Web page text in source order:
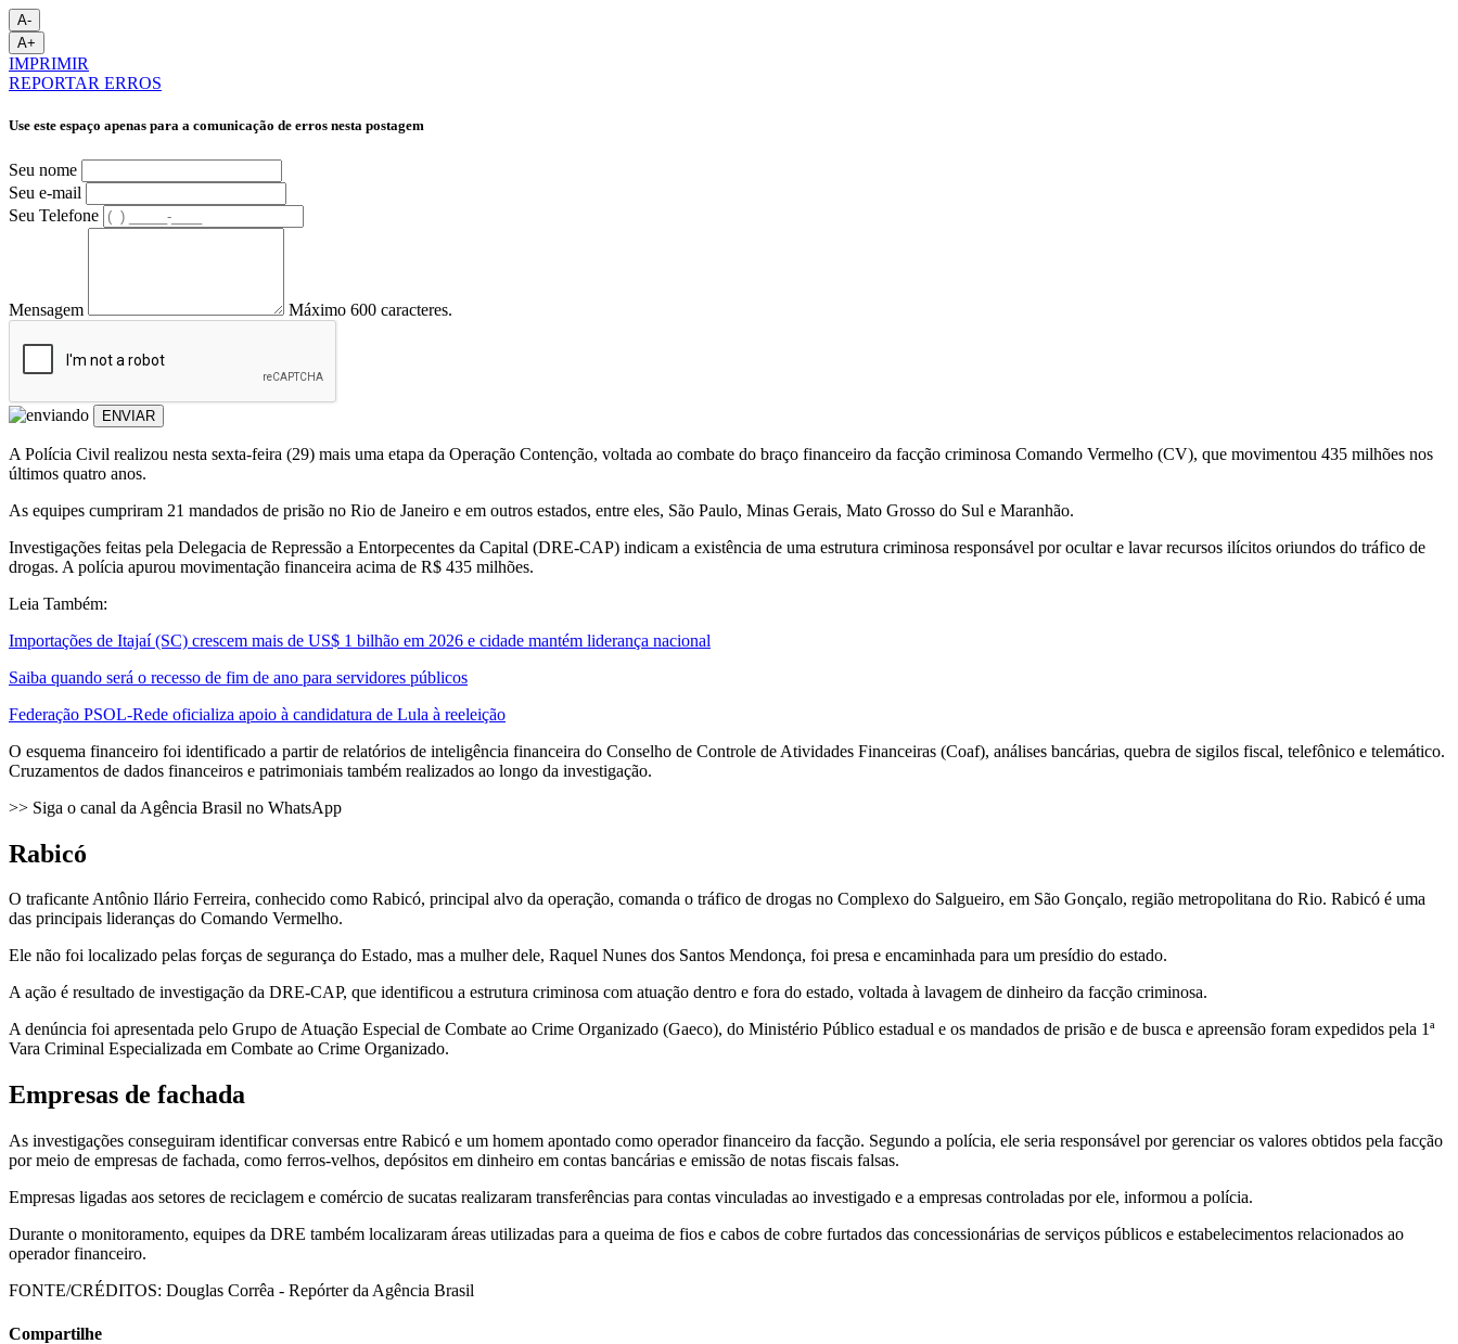
A-
A+
IMPRIMIR
REPORTAR ERROS
Use este espaço apenas para a comunicação de erros nesta postagem
Seu nome
Seu e-mail
Seu Telefone
Mensagem Máximo 600 caracteres.
ENVIAR
A Polícia Civil realizou nesta sexta-feira (29) mais uma etapa da Operação Contenção, voltada ao combate do braço financeiro da facção criminosa Comando Vermelho (CV), que movimentou 435 milhões nos
últimos quatro anos.
As equipes cumpriram 21 mandados de prisão no Rio de Janeiro e em outros estados, entre eles, São Paulo, Minas Gerais, Mato Grosso do Sul e Maranhão.
Investigações feitas pela Delegacia de Repressão a Entorpecentes da Capital (DRE-CAP) indicam a existência de uma estrutura criminosa responsável por ocultar e lavar recursos ilícitos oriundos do tráfico de
drogas. A polícia apurou movimentação financeira acima de R$ 435 milhões.
Leia Também:
Importações de Itajaí (SC) crescem mais de US$ 1 bilhão em 2026 e cidade mantém liderança nacional
Saiba quando será o recesso de fim de ano para servidores públicos
Federação PSOL-Rede oficializa apoio à candidatura de Lula à reeleição
O esquema financeiro foi identificado a partir de relatórios de inteligência financeira do Conselho de Controle de Atividades Financeiras (Coaf), análises bancárias, quebra de sigilos fiscal, telefônico e telemático.
Cruzamentos de dados financeiros e patrimoniais também realizados ao longo da investigação.
>> Siga o canal da Agência Brasil no WhatsApp
Rabicó
O traficante Antônio Ilário Ferreira, conhecido como Rabicó, principal alvo da operação, comanda o tráfico de drogas no Complexo do Salgueiro, em São Gonçalo, região metropolitana do Rio. Rabicó é uma
das principais lideranças do Comando Vermelho.
Ele não foi localizado pelas forças de segurança do Estado, mas a mulher dele, Raquel Nunes dos Santos Mendonça, foi presa e encaminhada para um presídio do estado.
A ação é resultado de investigação da DRE-CAP, que identificou a estrutura criminosa com atuação dentro e fora do estado, voltada à lavagem de dinheiro da facção criminosa.
A denúncia foi apresentada pelo Grupo de Atuação Especial de Combate ao Crime Organizado (Gaeco), do Ministério Público estadual e os mandados de prisão e de busca e apreensão foram expedidos pela 1ª
Vara Criminal Especializada em Combate ao Crime Organizado.
Empresas de fachada
As investigações conseguiram identificar conversas entre Rabicó e um homem apontado como operador financeiro da facção. Segundo a polícia, ele seria responsável por gerenciar os valores obtidos pela facção
por meio de empresas de fachada, como ferros-velhos, depósitos em dinheiro em contas bancárias e emissão de notas fiscais falsas.
Empresas ligadas aos setores de reciclagem e comércio de sucatas realizaram transferências para contas vinculadas ao investigado e a empresas controladas por ele, informou a polícia.
Durante o monitoramento, equipes da DRE também localizaram áreas utilizadas para a queima de fios e cabos de cobre furtados das concessionárias de serviços públicos e estabelecimentos relacionados ao
operador financeiro.
FONTE/CRÉDITOS: Douglas Corrêa - Repórter da Agência Brasil
Compartilhe